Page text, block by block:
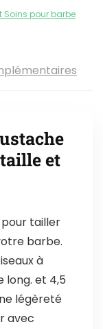
Soins pour barbe
et
pour tailler
barbe.
à
long. et 4,5
légèreté
avec